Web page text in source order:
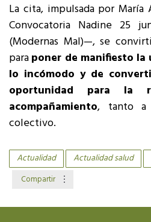
La cita, impulsada por
Convocatoria Nadine 25
(Modernas Mal)—, se
paraponer de manifiesto la
lo incómodo y de
oportunidad para la
acompañamiento, tanto a
colectivo.
Actualidad Actualidad salud
Compartir